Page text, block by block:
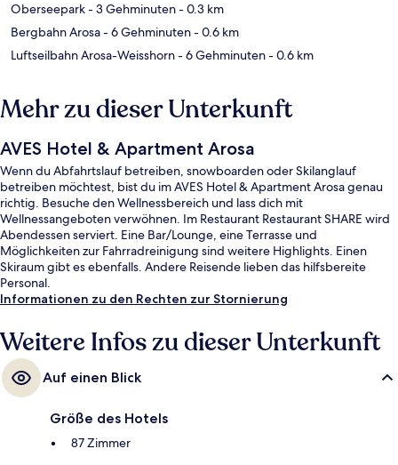
Oberseepark- 3 Gehminuten- 0.3 km
Bergbahn Arosa- 6 Gehminuten- 0.6 km
Luftseilbahn Arosa-Weisshorn- 6 Gehminuten- 0.6 km
Mehr zu dieser Unterkunft
AVES Hotel & Apartment Arosa
Wenn du Abfahrtslauf betreiben, snowboarden oder Skilanglauf
betreiben möchtest, bist du im AVES Hotel & Apartment Arosa genau
richtig. Besuche den Wellnessbereich und lass dich mit
Wellnessangeboten verwöhnen. Im Restaurant Restaurant SHARE wird
Abendessen serviert. Eine Bar/Lounge, eine Terrasse und
Möglichkeiten zur Fahrradreinigung sind weitere Highlights. Einen
Skiraum gibt es ebenfalls. Andere Reisende lieben das hilfsbereite
Personal.
Informationen zu den Rechten zur Stornierung
Weitere Infos zu dieser Unterkunft
Auf einen Blick
Größe des Hotels
87 Zimmer